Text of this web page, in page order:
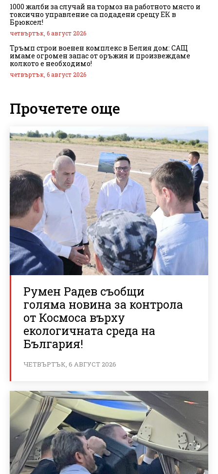
1000 жалби за случай на тормоз на работното място и
токсично управление са подадени срещу ЕК в
Брюксел!
четвъртък, 6 август 2026
Тръмп строи военен комплекс в Белия дом: САЩ
имаме огромен запас от оръжия и произвеждаме
колкото е необходимо!
четвъртък, 6 август 2026
Прочетете още
Румен Радев съобщи
голяма новина за контрола
от Космоса върху
екологичната среда на
България!
ЧЕТВЪРТЪК, 6 АВГУСТ 2026